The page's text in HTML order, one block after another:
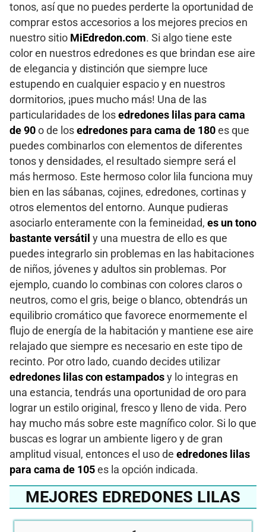
tonos, así que no puedes perderte la oportunidad de
comprar estos accesorios a los mejores precios en
nuestro sitio MiEdredon.com. Si algo tiene este
color en nuestros edredones es que brindan ese aire
de elegancia y distinción que siempre luce
estupendo en cualquier espacio y en nuestros
dormitorios, ¡pues mucho más! Una de las
particularidades de los edredones lilas para cama
de 90 o de los edredones para cama de 180 es que
puedes combinarlos con elementos de diferentes
tonos y densidades, el resultado siempre será el
más hermoso. Este hermoso color lila funciona muy
bien en las sábanas, cojines, edredones, cortinas y
otros elementos del entorno. Aunque pudieras
asociarlo enteramente con la femineidad, es un tono
bastante versátil y una muestra de ello es que
puedes integrarlo sin problemas en las habitaciones
de niños, jóvenes y adultos sin problemas. Por
ejemplo, cuando lo combinas con colores claros o
neutros, como el gris, beige o blanco, obtendrás un
equilibrio cromático que favorece enormemente el
flujo de energía de la habitación y mantiene ese aire
relajado que siempre es necesario en este tipo de
recinto. Por otro lado, cuando decides utilizar
edredones lilas con estampados y lo integras en
una estancia, tendrás una oportunidad de oro para
lograr un estilo original, fresco y lleno de vida. Pero
hay mucho más sobre este magnífico color. Si lo que
buscas es lograr un ambiente ligero y de gran
amplitud visual, entonces el uso de edredones lilas
para cama de 105 es la opción indicada.
MEJORES EDREDONES LILAS